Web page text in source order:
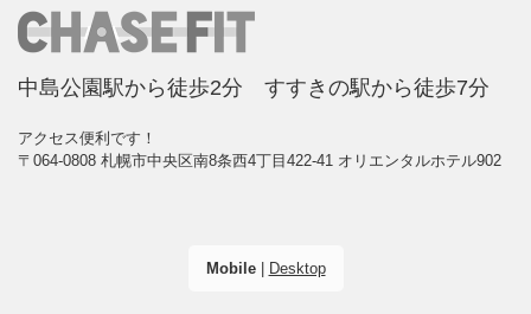
中島公園駅から徒歩2分 すすきの駅から徒歩7分
アクセス便利です！
〒064-0808 札幌市中央区南8条西4丁目422-41 オリエンタルホテル902
Mobile| Desktop